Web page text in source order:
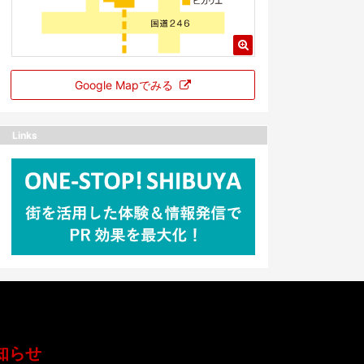
Google Mapでみる
Links
らせ